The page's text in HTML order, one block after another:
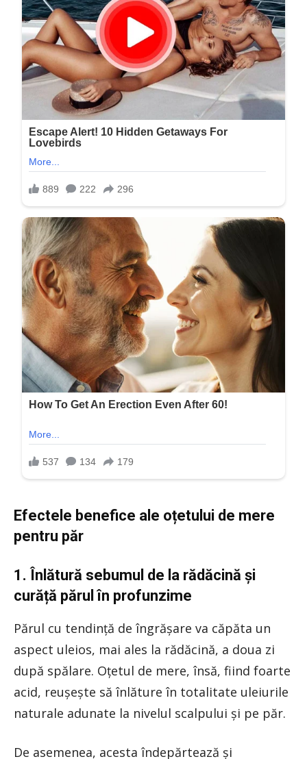
Efectele benefice ale oțetului de mere
pentru păr
1. Înlătură sebumul de la rădăcină și
curăță părul în profunzime
Părul cu tendință de îngrășare va căpăta un
aspect uleios, mai ales la rădăcină, a doua zi
după spălare. Oțetul de mere, însă, fiind foarte
acid, reușește să înlăture în totalitate uleiurile
naturale adunate la nivelul scalpului și pe păr.
De asemenea, acesta îndepărtează și